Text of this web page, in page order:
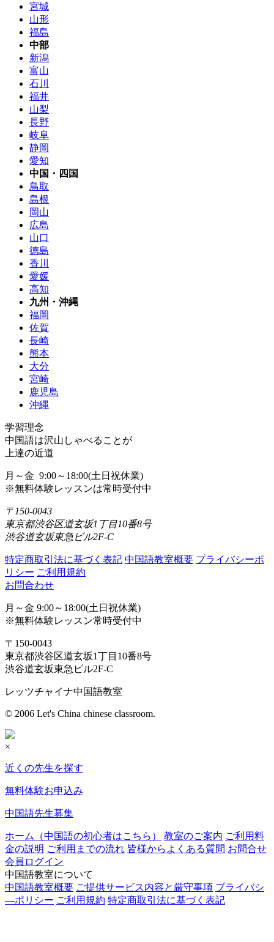
宮城
山形
福島
中部
新潟
富山
石川
福井
山梨
長野
岐阜
静岡
愛知
中国・四国
鳥取
島根
岡山
広島
山口
徳島
香川
愛媛
高知
九州・沖縄
福岡
佐賀
長崎
熊本
大分
宮崎
鹿児島
沖縄
学習理念
中国語は沢山しゃべることが
上達の近道
月～金 9:00～18:00(土日祝休業)
※無料体験レッスンは常時受付中
〒150-0043
東京都渋谷区道玄坂1丁目10番8号
渋谷道玄坂東急ビル2F-C
特定商取引法に基づく表記 中国語教室概要 プライバシーポ
リシー ご利用規約
お問合わせ
月～金 9:00～18:00(土日祝休業)
※無料体験レッスン常時受付中
〒150-0043
東京都渋谷区道玄坂1丁目10番8号
渋谷道玄坂東急ビル2F-C
レッツチャイナ中国語教室
© 2006 Let's China chinese classroom.
×
近くの先生を探す
無料体験お申込み
中国語先生募集
ホーム（中国語の初心者はこちら） 教室のご案内 ご利用料
金の説明 ご利用までの流れ 皆様からよくある質問 お問合せ
会員ログイン
中国語教室について
中国語教室概要 ご提供サービス内容と厳守事項 プライバシ
―ポリシー ご利用規約 特定商取引法に基づく表記